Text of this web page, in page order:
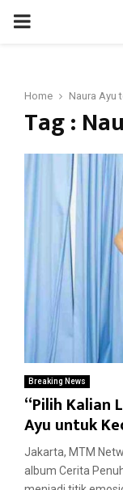
PRIMARY
Home Naura Ayu
Tag :
Breaking News
“Pilih Kalian
Ayu untuk
Jakarta, MTM
album Cerita